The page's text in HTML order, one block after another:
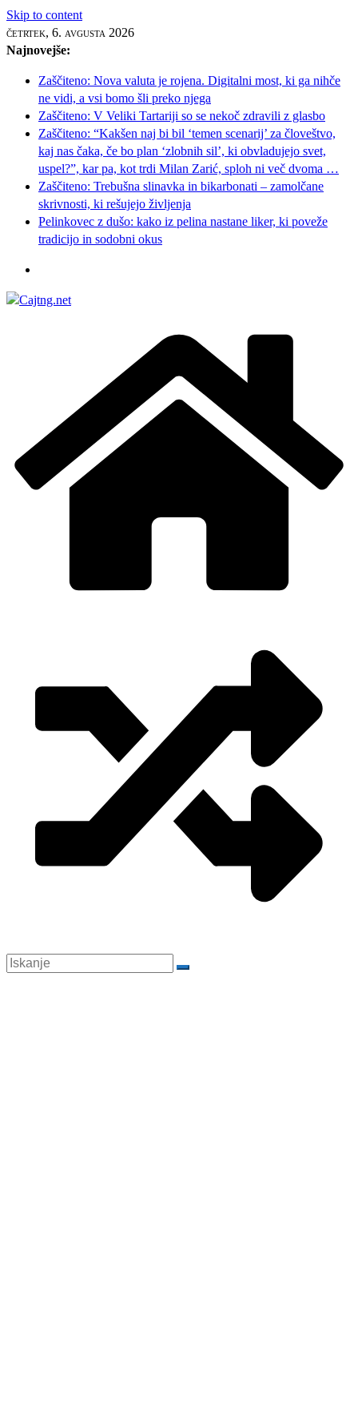
Skip to content
četrtek, 6. avgusta 2026
Najnovejše:
Zaščiteno: Nova valuta je rojena. Digitalni most, ki ga nihče
ne vidi, a vsi bomo šli preko njega
Zaščiteno: V Veliki Tartariji so se nekoč zdravili z glasbo
Zaščiteno: “Kakšen naj bi bil ‘temen scenarij’ za človeštvo,
kaj nas čaka, če bo plan ‘zlobnih sil’, ki obvladujejo svet,
uspel?”, kar pa, kot trdi Milan Zarić, sploh ni več dvoma …
Zaščiteno: Trebušna slinavka in bikarbonati – zamolčane
skrivnosti, ki rešujejo življenja
Pelinkovec z dušo: kako iz pelina nastane liker, ki poveže
tradicijo in sodobni okus